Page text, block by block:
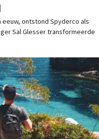
ontstond Spyderco als
Sal Glesser transformeerde